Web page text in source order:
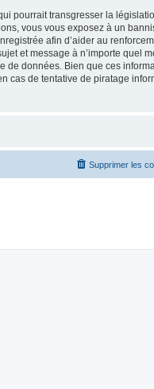
pourrait transgresser la
vous vous exposez à un
afin d’aider au
et message à n’importe quel
de données. Bien que ces
cas de tentative de piratage
Supprimer les